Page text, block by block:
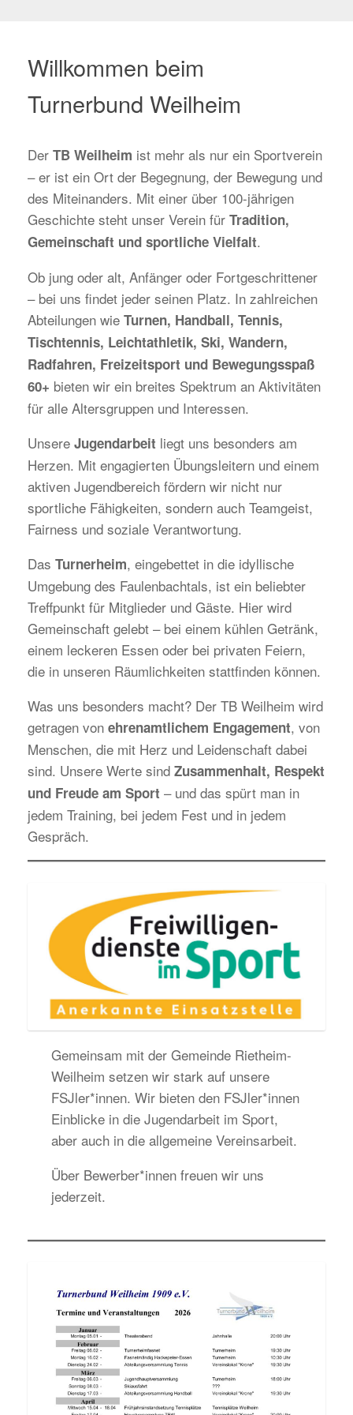
Willkommen beim
Turnerbund Weilheim
Der TB Weilheim ist mehr als nur ein Sportverein
– er ist ein Ort der Begegnung, der Bewegung und
des Miteinanders. Mit einer über 100-jährigen
Geschichte steht unser Verein für Tradition,
Gemeinschaft und sportliche Vielfalt.
Ob jung oder alt, Anfänger oder Fortgeschrittener
– bei uns findet jeder seinen Platz. In zahlreichen
Abteilungen wie Turnen, Handball, Tennis,
Tischtennis, Leichtathletik, Ski, Wandern,
Radfahren, Freizeitsport und Bewegungsspaß
60+ bieten wir ein breites Spektrum an Aktivitäten
für alle Altersgruppen und Interessen.
Unsere Jugendarbeit liegt uns besonders am
Herzen. Mit engagierten Übungsleitern und einem
aktiven Jugendbereich fördern wir nicht nur
sportliche Fähigkeiten, sondern auch Teamgeist,
Fairness und soziale Verantwortung.
Das Turnerheim, eingebettet in die idyllische
Umgebung des Faulenbachtals, ist ein beliebter
Treffpunkt für Mitglieder und Gäste. Hier wird
Gemeinschaft gelebt – bei einem kühlen Getränk,
einem leckeren Essen oder bei privaten Feiern,
die in unseren Räumlichkeiten stattfinden können.
Was uns besonders macht? Der TB Weilheim wird
getragen von ehrenamtlichem Engagement, von
Menschen, die mit Herz und Leidenschaft dabei
sind. Unsere Werte sind Zusammenhalt, Respekt
und Freude am Sport – und das spürt man in
jedem Training, bei jedem Fest und in jedem
Gespräch.
Gemeinsam mit der Gemeinde Rietheim-
Weilheim setzen wir stark auf unsere
FSJler*innen. Wir bieten den FSJler*innen
Einblicke in die Jugendarbeit im Sport,
aber auch in die allgemeine Vereinsarbeit.
Über Bewerber*innen freuen wir uns
jederzeit.